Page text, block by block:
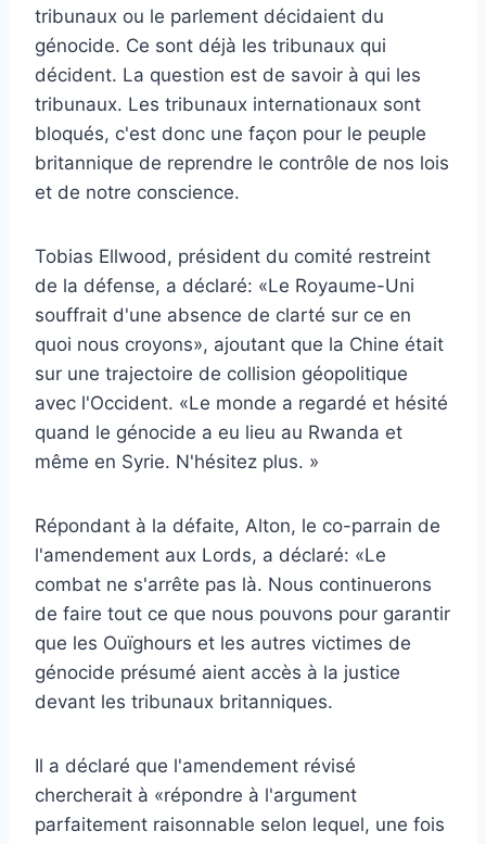
tribunaux ou le parlement décidaient du
génocide. Ce sont déjà les tribunaux qui
décident. La question est de savoir à qui les
tribunaux. Les tribunaux internationaux sont
bloqués, c'est donc une façon pour le peuple
britannique de reprendre le contrôle de nos lois
et de notre conscience.
Tobias Ellwood, président du comité restreint
de la défense, a déclaré: «Le Royaume-Uni
souffrait d'une absence de clarté sur ce en
quoi nous croyons», ajoutant que la Chine était
sur une trajectoire de collision géopolitique
avec l'Occident. «Le monde a regardé et hésité
quand le génocide a eu lieu au Rwanda et
même en Syrie. N'hésitez plus. »
Répondant à la défaite, Alton, le co-parrain de
l'amendement aux Lords, a déclaré: «Le
combat ne s'arrête pas là. Nous continuerons
de faire tout ce que nous pouvons pour garantir
que les Ouïghours et les autres victimes de
génocide présumé aient accès à la justice
devant les tribunaux britanniques.
Il a déclaré que l'amendement révisé
chercherait à «répondre à l'argument
parfaitement raisonnable selon lequel, une fois